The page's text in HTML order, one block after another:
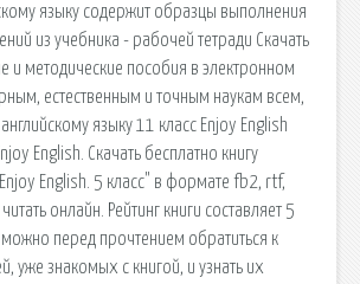
языку содержит образцы выполнения
из учебника - рабочей тетради Скачать
и методические пособия в электронном
естественным и точным наукам всем,
английскому языку 11 класс Enjoy English
English. Скачать бесплатно книгу
English. 5 класс" в формате fb2, rtf,
онлайн. Рейтинг книги составляет 5
можно перед прочтением обратиться к
уже знакомых с книгой, и узнать их